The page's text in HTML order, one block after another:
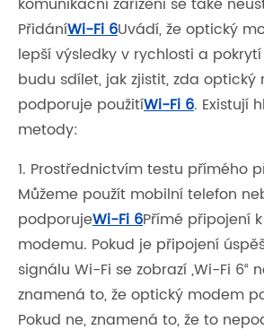
PřidáníWi-Fi 6Uvádí, že optický
lepší výsledky v rychlosti a
budu sdílet, jak zjistit, zda optický
podporuje použitíWi-Fi 6. Existují
metody:
1. Prostřednictvím testu přímého
Můžeme použít mobilní telefon
podporujeWi-Fi 6Přímé připojení
modemu. Pokud je připojení
signálu Wi-Fi se zobrazí „Wi-Fi 6“
znamená to, že optický modem
Pokud ne, znamená to, že to